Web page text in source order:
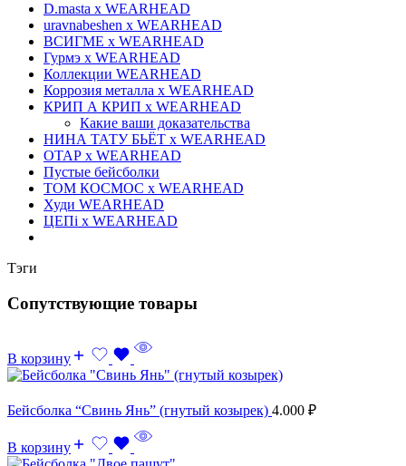
D.masta x WEARHEAD
uravnabeshen x WEARHEAD
ВСИГМЕ x WEARHEAD
Гурмэ x WEARHEAD
Коллекции WEARHEAD
Коррозия металла x WEARHEAD
КРИП А КРИП x WEARHEAD
Какие ваши доказательства
НИНА ТАТУ БЬЁТ x WEARHEAD
ОТАР х WEARHEAD
Пустые бейсболки
ТОМ КОСМОС x WEARHEAD
Худи WEARHEAD
ЦЕПi x WEARHEAD
Тэги
Сопутствующие товары
В корзину
Бейсболка “Свинь Янь” (гнутый козырек) 4.000 ₽
В корзину